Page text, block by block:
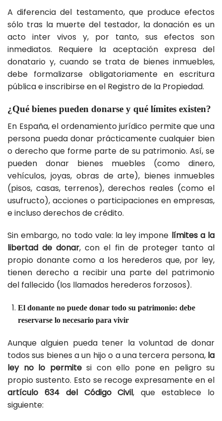
A diferencia del testamento, que produce efectos
sólo tras la muerte del testador, la donación es un
acto inter vivos y, por tanto, sus efectos son
inmediatos. Requiere la aceptación expresa del
donatario y, cuando se trata de bienes inmuebles,
debe formalizarse obligatoriamente en escritura
pública e inscribirse en el Registro de la Propiedad.
¿Qué bienes pueden donarse y qué límites existen?
En España, el ordenamiento jurídico permite que una
persona pueda donar prácticamente cualquier bien
o derecho que forme parte de su patrimonio. Así, se
pueden donar bienes muebles (como dinero,
vehículos, joyas, obras de arte), bienes inmuebles
(pisos, casas, terrenos), derechos reales (como el
usufructo), acciones o participaciones en empresas,
e incluso derechos de crédito.
Sin embargo, no todo vale: la ley impone límites a la
libertad de donar, con el fin de proteger tanto al
propio donante como a los herederos que, por ley,
tienen derecho a recibir una parte del patrimonio
del fallecido (los llamados herederos forzosos).
El donante no puede donar todo su patrimonio: debe
reservarse lo necesario para vivir
Aunque alguien pueda tener la voluntad de donar
todos sus bienes a un hijo o a una tercera persona, la
ley no lo permitesi con ello pone en peligro su
propio sustento. Esto se recoge expresamente en el
artículo 634 del Código Civil, que establece lo
siguiente: